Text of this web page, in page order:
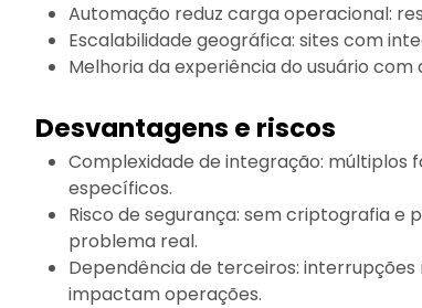
Automação reduz carga operacional:
Escalabilidade geográfica: sites com
Melhoria da experiência do usuário
Desvantagens e riscos
Complexidade de integração: múltiplos
específicos.
Risco de segurança: sem criptografia e
problema real.
Dependência de terceiros:
impactam operações.